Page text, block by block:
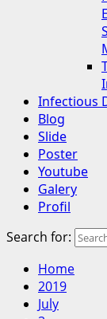
Infectious
Blog
Slide
Poster
Youtube
Galery
Profil
Search for:
Home
2019
July